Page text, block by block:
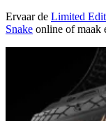
Ervaar de Limited
Snake online of maak